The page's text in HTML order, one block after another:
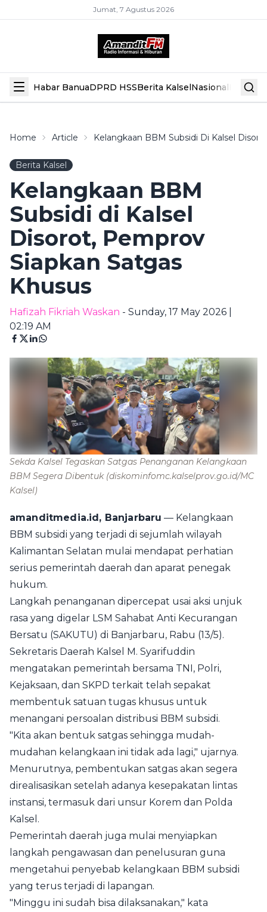
Jumat, 7 Agustus 2026
Habar BanuaDPRD HSSBerita KalselNasional Hiburan
Home Article Kelangkaan BBM Subsidi Di Kalsel
Berita Kalsel
Kelangkaan BBM
Subsidi di Kalsel
Disorot, Pemprov
Siapkan Satgas
Khusus
Hafizah Fikriah Waskan - Sunday, 17 May 2026 |
02:19 AM
Sekda Kalsel Tegaskan Satgas Penanganan Kelangkaan
BBM Segera Dibentuk (diskominfomc.kalselprov.go.id/MC
Kalsel)
amanditmedia.id, Banjarbaru — Kelangkaan
BBM subsidi yang terjadi di sejumlah wilayah
Kalimantan Selatan mulai mendapat perhatian
serius pemerintah daerah dan aparat penegak
hukum.
Langkah penanganan dipercepat usai aksi unjuk
rasa yang digelar LSM Sahabat Anti Kecurangan
Bersatu (SAKUTU) di Banjarbaru, Rabu (13/5).
Sekretaris Daerah Kalsel M. Syarifuddin
mengatakan pemerintah bersama TNI, Polri,
Kejaksaan, dan SKPD terkait telah sepakat
membentuk satuan tugas khusus untuk
menangani persoalan distribusi BBM subsidi.
"Kita akan bentuk satgas sehingga mudah-
mudahan kelangkaan ini tidak ada lagi," ujarnya.
Menurutnya, pembentukan satgas akan segera
direalisasikan setelah adanya kesepakatan lintas
instansi, termasuk dari unsur Korem dan Polda
Kalsel.
Pemerintah daerah juga mulai menyiapkan
langkah pengawasan dan penelusuran guna
mengetahui penyebab kelangkaan BBM subsidi
yang terus terjadi di lapangan.
"Minggu ini sudah bisa dilaksanakan," kata